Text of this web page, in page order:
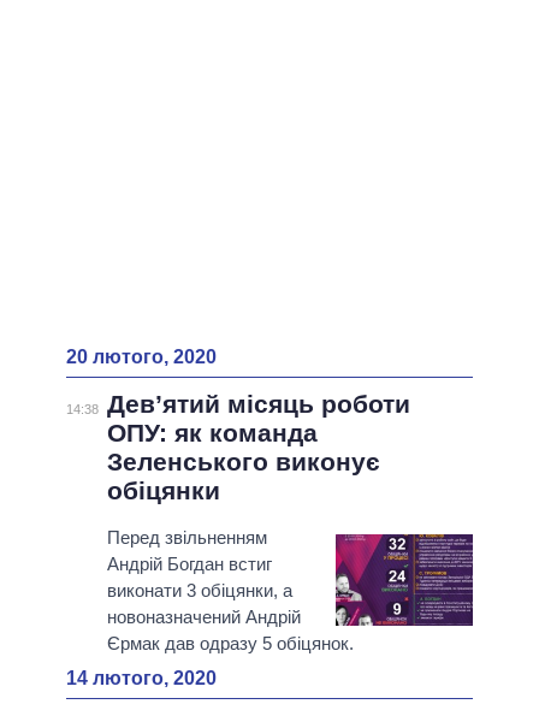
20 лютого, 2020
14:38 Дев’ятий місяць роботи
ОПУ: як команда
Зеленського виконує
обіцянки
Перед звільненням
Андрій Богдан встиг
виконати 3 обіцянки, а
новоназначений Андрій
Єрмак дав одразу 5 обіцянок.
14 лютого, 2020